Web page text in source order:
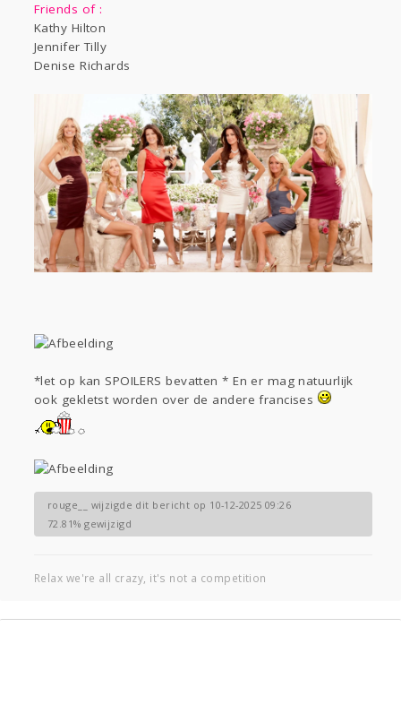
Friends of :
Kathy Hilton
Jennifer Tilly
Denise Richards
*let op kan SPOILERS bevatten * En er mag natuurlijk
ook gekletst worden over de andere francises
rouge__ wijzigde dit bericht op 10-12-2025 09:26
72.81% gewijzigd
Relax we're all crazy, it's not a competition